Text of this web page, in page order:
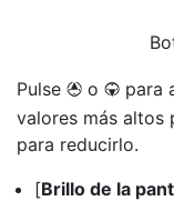
Pulse 1 o 3 para
valores más altos
para reducirlo.
[Brillo de la